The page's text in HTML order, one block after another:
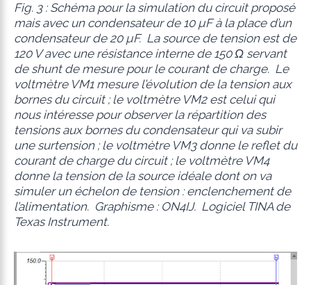
Fig. 3 : Schéma pour la simulation du circuit proposé
mais avec un condensateur de 10 µF à la place d’un
condensateur de 20 µF. La source de tension est de
120 V avec une résistance interne de 150 Ω servant
de shunt de mesure pour le courant de charge. Le
voltmètre VM1 mesure l’évolution de la tension aux
bornes du circuit ; le voltmètre VM2 est celui qui
nous intéresse pour observer la répartition des
tensions aux bornes du condensateur qui va subir
une surtension ; le voltmètre VM3 donne le reflet du
courant de charge du circuit ; le voltmètre VM4
donne la tension de la source idéale dont on va
simuler un échelon de tension : enclenchement de
l’alimentation. Graphisme : ON4IJ. Logiciel TINA de
Texas Instrument.